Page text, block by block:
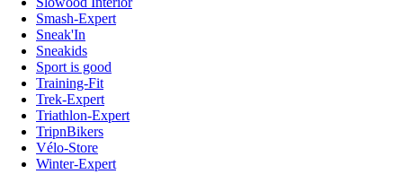
Smash-Expert
Sneak'In
Sneakids
Sport is good
Training-Fit
Trek-Expert
Triathlon-Expert
TripnBikers
Vélo-Store
Winter-Expert